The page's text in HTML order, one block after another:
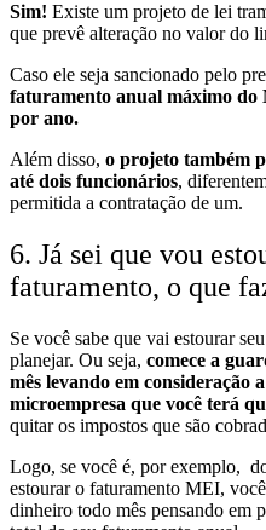
Sim! Existe um projeto de lei
que prevê alteração no valor do
Caso ele seja sancionado pelo
faturamento anual máximo do
por ano.
Além disso, o projeto também
até dois funcionários,
permitida a contratação de um.
6. Já sei que vou
faturamento, o que
Se você sabe que vai estourar
planejar. Ou seja, comece a
mês levando em consideração
microempresa que você terá
quitar os impostos que são
Logo, se você é, por exemplo,
estourar o faturamento MEI,
dinheiro todo mês pensando em